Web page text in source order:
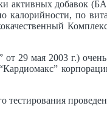
активных добавок
калорийности, по
29 мая 2003 г.)